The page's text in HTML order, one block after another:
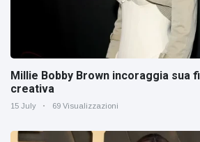
Millie Bobby Brown incoraggia sua
creativa
15 July 69 Visualizzazioni